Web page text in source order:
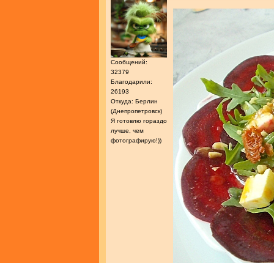
Сообщений:
32379
Благодарили:
26193
Откуда: Берлин
(Днепропетровск)
Я готовлю гораздо
лучше, чем
фотографирую!))